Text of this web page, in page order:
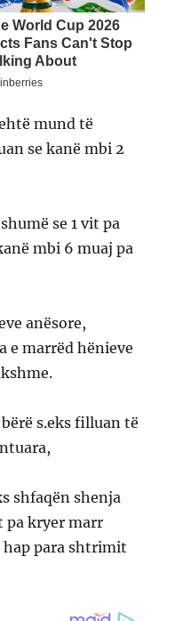
mund të
se kanë mbi 2
se 1 vit pa
mbi 6 muaj pa
anësore,
e marrëd hënieve
s.eks filluan të
shfaqën shenja
pa kryer marr
hap para shtrimit